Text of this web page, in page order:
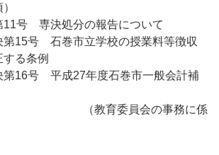
専決処分の報告について
巻市立学校の授業料等徴収
る条例
成27年度石巻市一般会計補
員会の事務に係